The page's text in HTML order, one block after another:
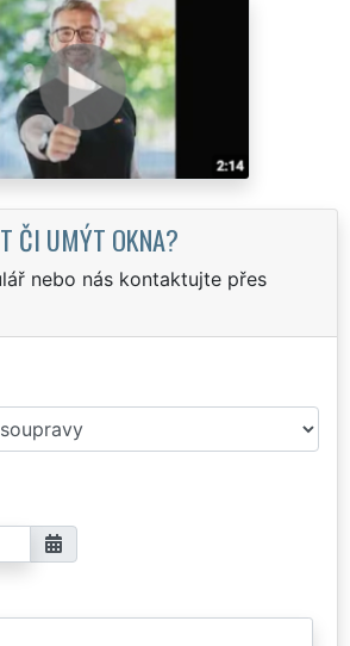
ČI UMÝT OKNA?
nebo nás kontaktujte přes